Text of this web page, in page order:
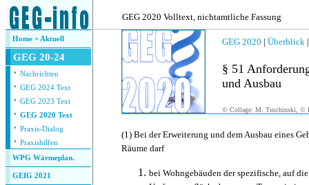
GEG 2020 Volltext, nichtamtliche Fassung
Home + Aktuell
GEG 20-24
· Nachrichten
· GEG 2024 Text
· GEG 2023 Text
· GEG 2020 Text
· Praxis-Dialog
· Praxishilfen
WPG Wärmeplan.
GEIG 2021
GEG 2020 | Überblick
§ 51
und Ausbau
© Collage: M. Tuschinski, ©
(1) Bei der Erweiterung und dem Ausbau eines
Räume darf
bei Wohngebäuden der spezifische, auf